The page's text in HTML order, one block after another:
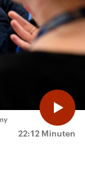
22:12 Minuten